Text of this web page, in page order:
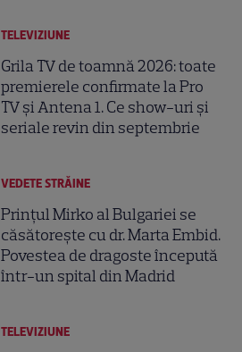
TELEVIZIUNE
Grila TV de toamnă 2026: toate
premierele confirmate la Pro
TV și Antena 1. Ce show-uri și
seriale revin din septembrie
VEDETE STRĂINE
Prințul Mirko al Bulgariei se
căsătorește cu dr. Marta Embid.
Povestea de dragoste începută
într-un spital din Madrid
TELEVIZIUNE